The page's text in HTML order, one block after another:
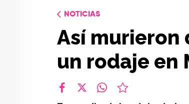
NOTICIAS
Así murieron
un rodaje en